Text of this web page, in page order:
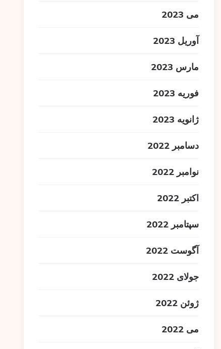
می 2023
آوریل 2023
مارس 2023
فوریه 2023
ژانویه 2023
دسامبر 2022
نوامبر 2022
اکتبر 2022
سپتامبر 2022
آگوست 2022
جولای 2022
ژوئن 2022
می 2022